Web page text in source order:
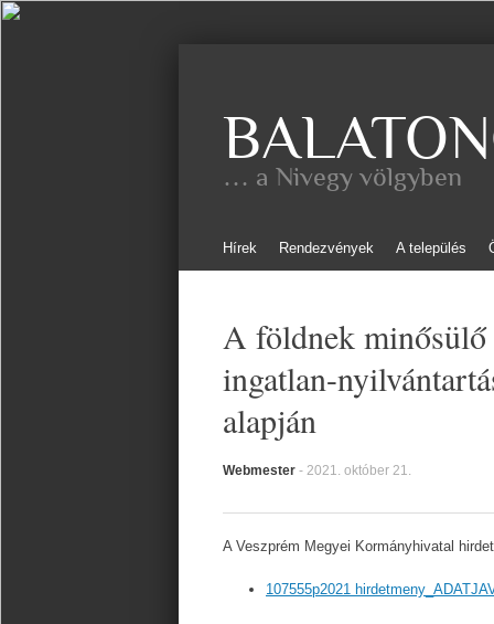
… a Nivegy völgyben
to
Hírek Rendezvények A település
A földnek
ingatlan-
alapján
Webmester - 2021. október 21.
A Veszprém Megyei Kormányhivatal
107555p2021